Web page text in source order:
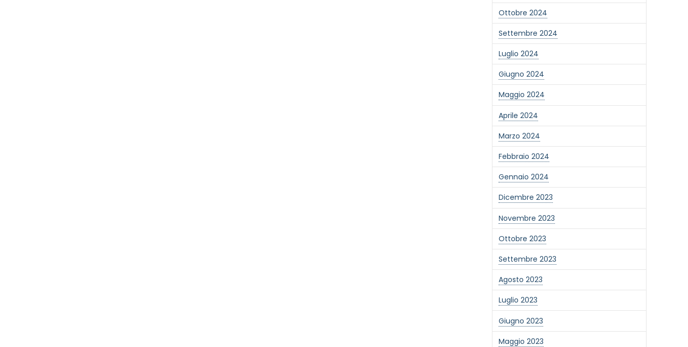
Ottobre 2024
Settembre 2024
Luglio 2024
Giugno 2024
Maggio 2024
Aprile 2024
Marzo 2024
Febbraio 2024
Gennaio 2024
Dicembre 2023
Novembre 2023
Ottobre 2023
Settembre 2023
Agosto 2023
Luglio 2023
Giugno 2023
Maggio 2023
Desidero rimanere aggiornato sulle ultime novità dell'Associazione tramite l'iscrizione alla newsletter